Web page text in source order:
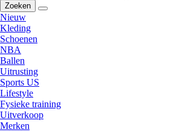
Zoeken
Nieuw
Kleding
Schoenen
NBA
Ballen
Uitrusting
Sports US
Lifestyle
Fysieke training
Uitverkoop
Merken